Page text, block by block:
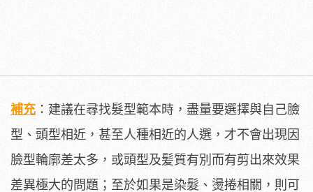
補充 ：建議在尋找髮型範本時，盡量要選擇與自己臉
型、頭型相近，甚至人種相近的人選，才不會出現因
臉型輪廓差太多，或頭型及髪質有別而有剪出來效果
差異極大的問題；至於如果是染髮、燙捲相關，則可